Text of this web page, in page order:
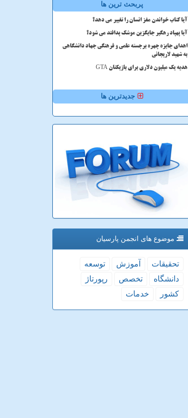
پربحث ترین ها
آیا کتاب خواندن مغز انسان را تغییر می دهد؟
آیا پهپاد رهگیر جایگزین موشک پدافند می شود؟
اهدای جایزه چهره برجسته علمی و فرهنگی جهاد دانشگاهی
به شهید لاریجانی
هدیه یک میلیون دلاری برای بازیکنان GTA
جدیدترین ها
موضوع های انجمن پارسیان
تحقیقات آموزش
توسعه
دانشگاه
تخصص
رپورتاژ
كشور
خدمات